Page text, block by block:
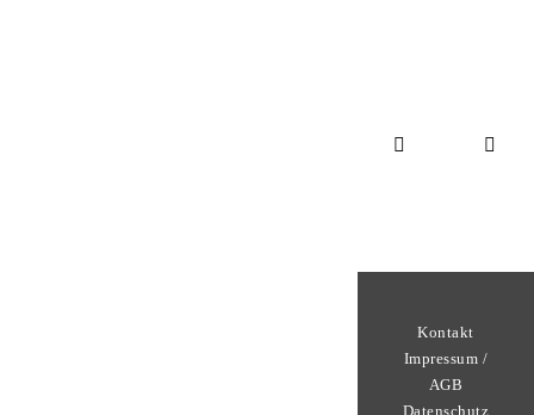
Kontakt
Impressum /
AGB
Datenschutz